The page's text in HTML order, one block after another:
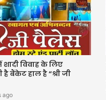
विवाह के लिए
बैंकेट हाल है “श्री जी
ago